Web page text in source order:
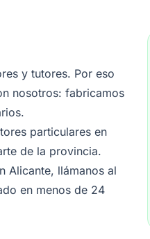
y tutores. Por eso
nosotros: fabricamos
particulares en
de la provincia.
Alicante, llámanos al
en menos de 24